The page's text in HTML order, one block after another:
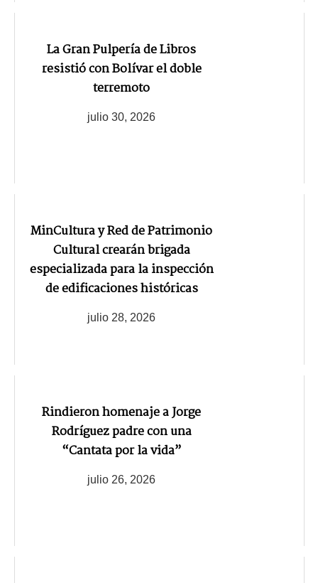
La Gran Pulpería de Libros
resistió con Bolívar el doble
terremoto
julio 30, 2026
MinCultura y Red de Patrimonio
Cultural crearán brigada
especializada para la inspección
de edificaciones históricas
julio 28, 2026
Rindieron homenaje a Jorge
Rodríguez padre con una
“Cantata por la vida”
julio 26, 2026